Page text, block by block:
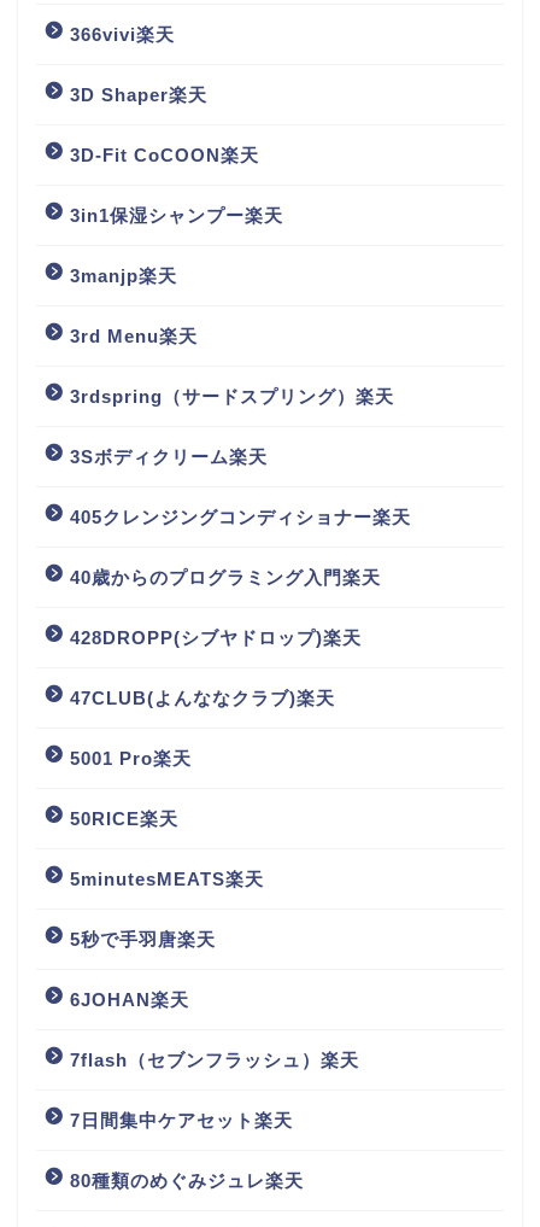
366vivi楽天
3D Shaper楽天
3D-Fit CoCOON楽天
3in1保湿シャンプー楽天
3manjp楽天
3rd Menu楽天
3rdspring（サードスプリング）楽天
3Sボディクリーム楽天
405クレンジングコンディショナー楽天
40歳からのプログラミング入門楽天
428DROPP(シブヤドロップ)楽天
47CLUB(よんななクラブ)楽天
5001 Pro楽天
50RICE楽天
5minutesMEATS楽天
5秒で手羽唐楽天
6JOHAN楽天
7flash（セブンフラッシュ）楽天
7日間集中ケアセット楽天
80種類のめぐみジュレ楽天